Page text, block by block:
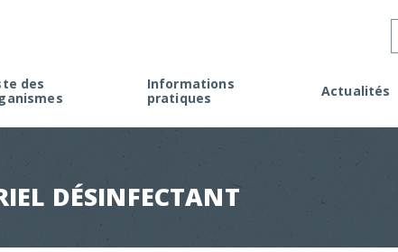
des
Informations
pratiques
Faire une demande d’agrément
Rappel de la réglementation
Appel à projets
Actualités
DÉSINFECTANT